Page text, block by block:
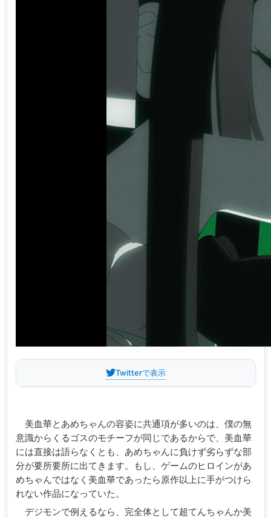
Twitterで表示
美血華とあめちゃんの容姿に共通項が多いのは、僕の無
意識からくるゴスのモチーフが同じであるからで、美血華
には直接は語らなくとも、あめちゃんに負けず劣らずな部
分が要所要所に出てきます。もし、ゲームのヒロインがあ
めちゃんではなく美血華であったら原作以上に手がつけら
れない作品になっていた。
デジモンで例えるなら、完全体として超てんちゃんか美